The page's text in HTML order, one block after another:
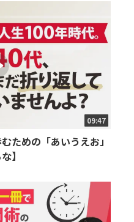
09:47
ための「あいうえお」
】